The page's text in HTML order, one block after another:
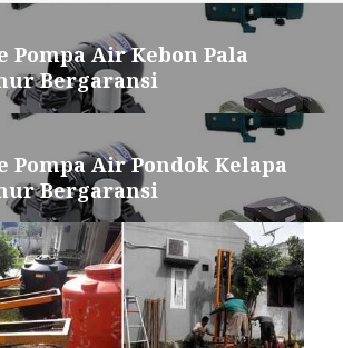
Pompa Air Kebon Pala
Bergaransi
Pompa Air Pondok Kelapa
Bergaransi